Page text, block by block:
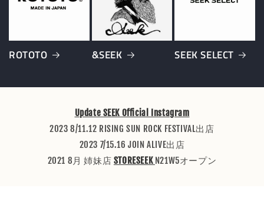
ROTOTO &SEEK SEEK SELECT
Update SEEK Official Instagram
2023 8/11.12 RISING SUN ROCK FESTIVAL出店
2023 7/15.16 JOIN ALIVE出店
2021 8月 姉妹店 STORESEEK N21W5オープン